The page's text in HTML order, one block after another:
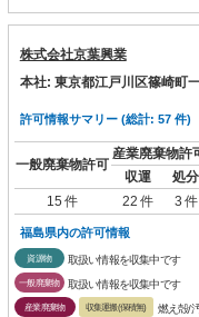
株式会社京葉興業
本社: 東京都江戸川区篠崎町
許可情報サマリー (総計: 57 件)
一般廃棄物許可
産業廃棄物許
収運
処分
15 件
22 件 3 件
福島県内の許可情報
資源物 取扱い情報を収集中です
一般廃棄物 取扱い情報を収集中です
産業廃棄物 収集運搬(保積無)
燃え殻/